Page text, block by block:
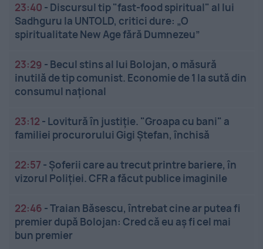
23:40 - Discursul tip "fast-food spiritual" al lui
Sadhguru la UNTOLD, critici dure: „O
spiritualitate New Age fără Dumnezeu”
23:29 - Becul stins al lui Bolojan, o măsură
inutilă de tip comunist. Economie de 1 la sută din
consumul național
23:12 - Lovitură în justiție. "Groapa cu bani" a
familiei procurorului Gigi Ștefan, închisă
22:57 - Șoferii care au trecut printre bariere, în
vizorul Poliției. CFR a făcut publice imaginile
22:46 -Traian Băsescu, întrebat cine ar putea fi
premier după Bolojan: Cred că eu aș fi cel mai
bun premier